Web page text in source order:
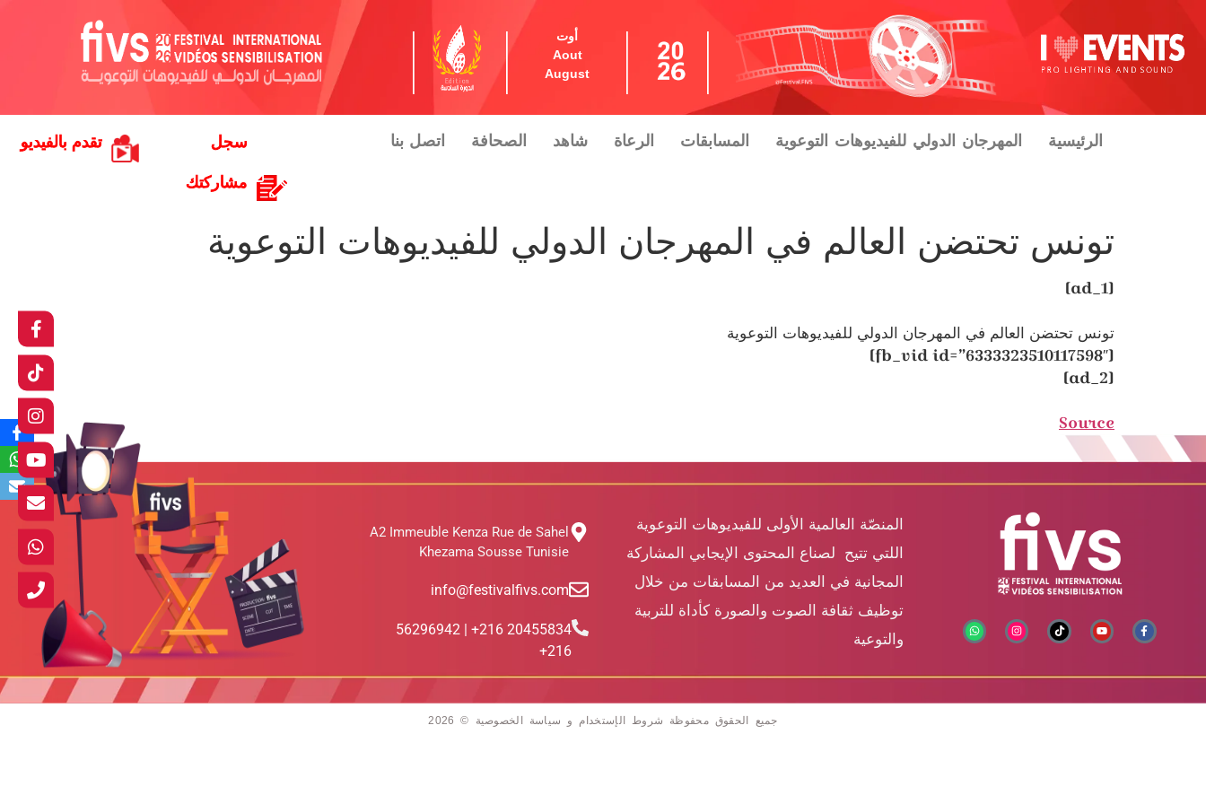
أوت
Aout
August
الرئيسية المهرجان الدولي للفيديوهات التوعوية المسابقات الرعاة شاهد الصحافة اتصل بنا سجل
مشاركتك
تقدم بالفيديو
تونس تحتضن العالم في المهرجان الدولي للفيديوهات التوعوية
[ad_1]
تونس تحتضن العالم في المهرجان الدولي للفيديوهات التوعوية
[fb_vid id=”6333323510117598″]
[ad_2]
Source
المنصّة العالمية الأولى للفيديوهات التوعوية
اللتي تتيح لصناع المحتوى الإيجابي المشاركة
المجانية في العديد من المسابقات من خلال
توظيف ثقافة الصوت والصورة كأداة للتربية
والتوعية
A2 Immeuble Kenza Rue de Sahel
Khezama Sousse Tunisie
info@festivalfivs.com
20455834 216+ | 56296942
216+
جميع الحقوق محفوظة شروط الإستخدام و سياسة الخصوصية © 2026